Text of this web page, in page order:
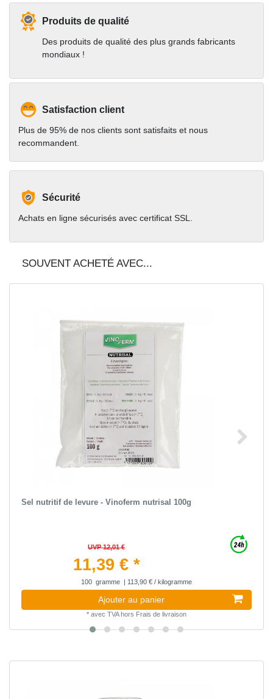
Produits de qualité
Des produits de qualité des plus grands fabricants
mondiaux !
Satisfaction client
Plus de 95% de nos clients sont satisfaits et nous
recommandent.
Sécurité
Achats en ligne sécurisés avec certificat SSL.
SOUVENT ACHETÉ AVEC...
Sel nutritif de levure - Vinoferm nutrisal 100g
UVP 12,01 €
11,39 € *
100 gramme | 113,90 € / kilogramme
Ajouter au panier
* avec TVAhors Frais de livraison